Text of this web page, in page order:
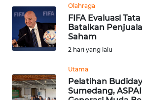
Olahraga
FIFA Evaluasi
Batalkan
Saham
2 hari yang lalu
Utama
Pelatihan
Sumedang,
LAMPUNG
WN
JATENG
NUSANTARA